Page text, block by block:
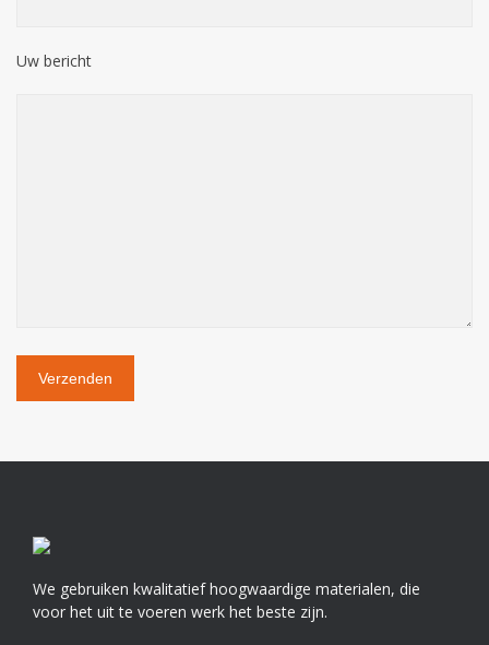
Uw bericht
We gebruiken kwalitatief hoogwaardige materialen, die
voor het uit te voeren werk het beste zijn.